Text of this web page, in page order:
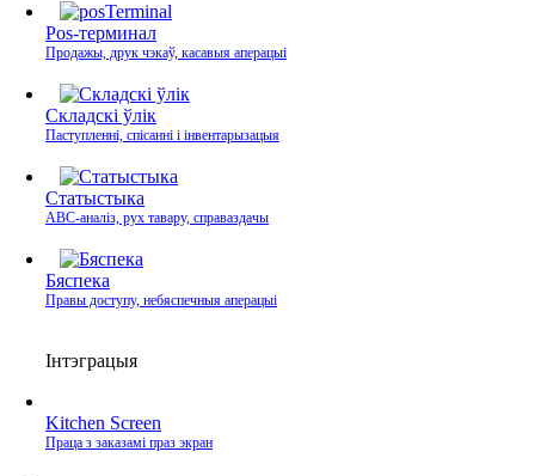
Pos-терминал
Продажы, друк чэкаў, касавыя аперацыі
Складскі ўлік
Паступленні, спісанні і інвентарызацыя
Статыстыка
ABC-аналіз, рух тавару, справаздачы
Бяспека
Правы доступу, небяспечныя аперацыі
Інтэграцыя
Kitchen Screen
Праца з заказамі праз экран